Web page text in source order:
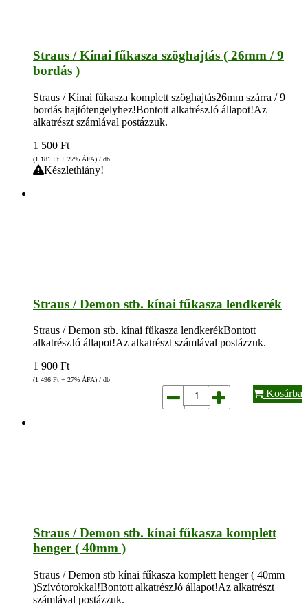
Straus / Kínai fűkasza szöghajtás ( 26mm / 9
bordás )
Straus / Kínai fűkasza komplett szöghajtás26mm szárra / 9
bordás hajtótengelyhez!Bontott alkatrészJó állapot!Az
alkatrészt számlával postázzuk.
1 500 Ft
(1 181 Ft + 27% ÁFA) / db
Készlethiány!
Straus / Demon stb. kínai fűkasza lendkerék
Straus / Demon stb. kínai fűkasza lendkerékBontott
alkatrészJó állapot!Az alkatrészt számlával postázzuk.
1 900 Ft
(1 496 Ft + 27% ÁFA) / db
Kosárba
Straus / Demon stb. kínai fűkasza komplett
henger ( 40mm )
Straus / Demon stb kínai fűkasza komplett henger ( 40mm
)Szívótorokkal!Bontott alkatrészJó állapot!Az alkatrészt
számlával postázzuk.